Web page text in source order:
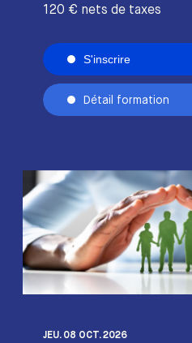
120 € nets de taxes
S'inscrire
Détail formation
JEU. 08 OCT. 2026